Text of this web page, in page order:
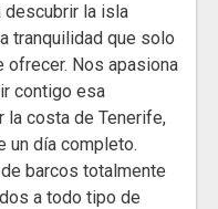
descubrir la isla
tranquilidad que solo
ofrecer. Nos apasiona
contigo esa
la costa de Tenerife,
un día completo.
barcos totalmente
a todo tipo de